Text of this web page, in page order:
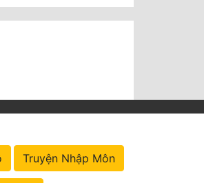
Truyện Nhập Môn